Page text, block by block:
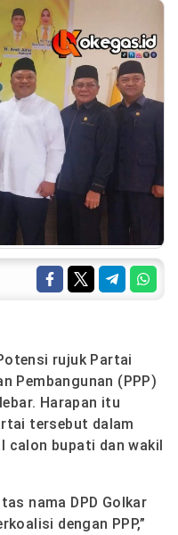
rujuk Partai
Pembangunan (PPP)
Harapan itu
tersebut dalam
calon bupati dan wakil
nama DPD Golkar
dengan PPP,”